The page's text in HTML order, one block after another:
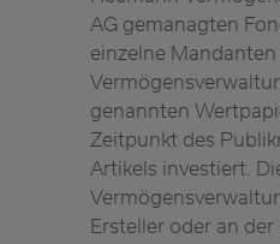
AG gemanagten
einzelne
genannten
Zeitpunkt des
Artikels investiert.
Ersteller oder an